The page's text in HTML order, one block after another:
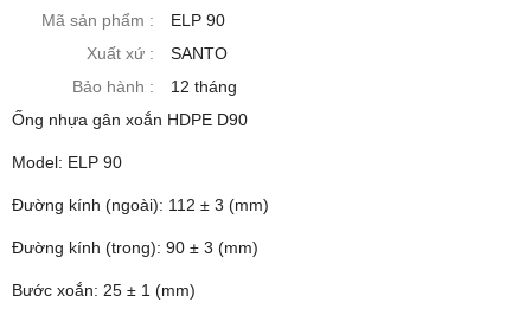
Mã sản phẩm :
ELP 90
Xuất xứ :
SANTO
Bảo hành :
12 tháng
Ống nhựa gân xoắn HDPE D90
Model: ELP 90
Đường kính (ngoài): 112 ± 3 (mm)
Đường kính (trong): 90 ± 3 (mm)
Bước xoắn: 25 ± 1 (mm)